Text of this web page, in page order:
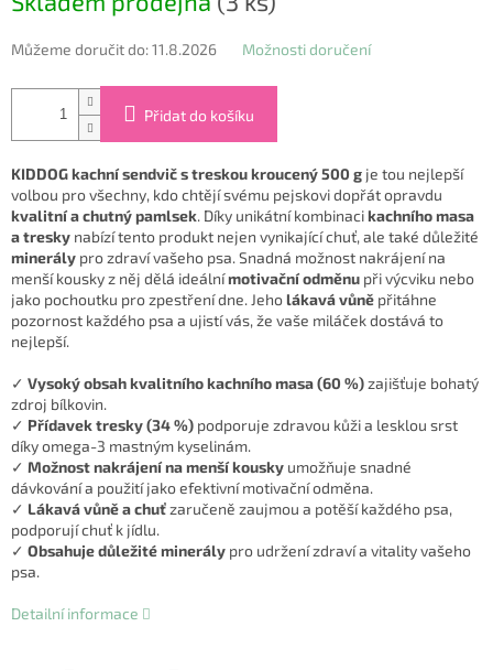
cena:
Můžeme doručit do:11.8.2026 Možnosti doručení
Přidat do košíku
KIDDOG kachní sendvič s treskou kroucený 500 g je tou nejlepší
volbou pro všechny, kdo chtějí svému pejskovi dopřát opravdu
kvalitní a chutný pamlsek. Díky unikátní kombinacikachního masa
a tresky nabízí tento produkt nejen vynikající chuť, ale také důležité
minerály pro zdraví vašeho psa. Snadná možnost nakrájení na
menší kousky z něj dělá ideálnímotivační odměnu při výcviku nebo
jako pochoutku pro zpestření dne. Jeholákavá vůně přitáhne
pozornost každého psa a ujistí vás, že vaše miláček dostává to
nejlepší.
✓ Vysoký obsah kvalitního kachního masa (60 %)zajišťuje bohatý
zdroj bílkovin.
✓ Přídavek tresky (34 %) podporuje zdravou kůži a lesklou srst
díky omega-3 mastným kyselinám.
✓ Možnost nakrájení na menší kousky umožňuje snadné
dávkování a použití jako efektivní motivační odměna.
✓ Lákavá vůně a chuťzaručeně zaujmou a potěší každého psa,
podporují chuť k jídlu.
✓ Obsahuje důležité minerály pro udržení zdraví a vitality vašeho
psa.
Detailní informace